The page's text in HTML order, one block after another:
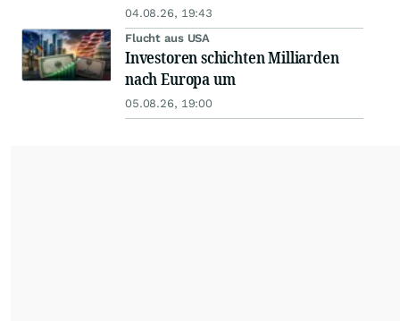
04.08.26, 19:43
Flucht aus USA
Investoren schichten Milliarden
nach Europa um
05.08.26, 19:00